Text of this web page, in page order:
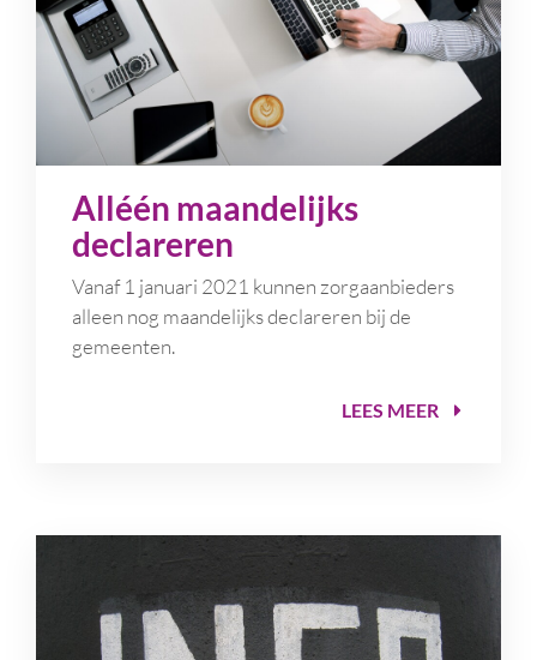
Alléén maandelijks
declareren
Vanaf 1 januari 2021 kunnen zorgaanbieders
alleen nog maandelijks declareren bij de
gemeenten.
LEES MEER